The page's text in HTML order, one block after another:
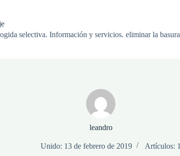
selectiva. Información y servicios. eliminar la basura
leandro
Unido: 13 de febrero de 2019 Artículos: 1